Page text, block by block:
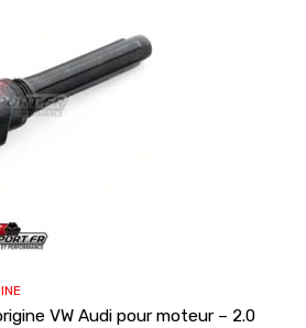
VW Audi pour moteur – 2.0